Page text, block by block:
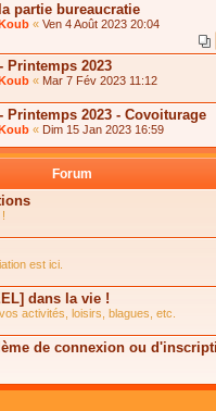
partie bureaucratie
« Ven 4 Août 2023 20:04
Printemps 2023
« Mar 7 Fév 2023 11:12
Printemps 2023 - Covoiturage
« Dim 15 Jan 2023 16:59
Forum
est ici.
dans la vie !
activités, loisirs, blagues, etc.
de connexion ou